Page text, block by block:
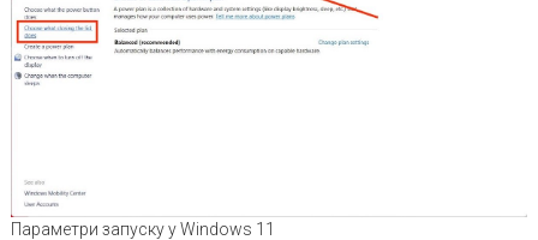
Параметри запуску у Windows 11